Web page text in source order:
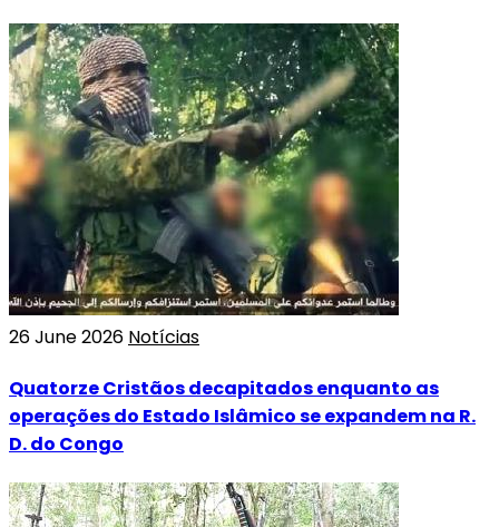
26 June 2026 Notícias
Quatorze Cristãos decapitados enquanto as
operações do Estado Islâmico se expandem na R.
D. do Congo